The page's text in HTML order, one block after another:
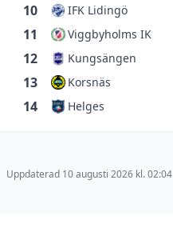
10 IFK Lidingö
11 Viggbyholms IK
12 Kungsängen
13 Korsnäs
14 Helges
Uppdaterad 10 augusti 2026 kl. 02:04